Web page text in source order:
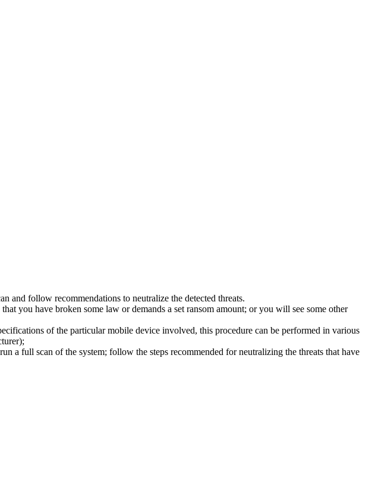
and follow recommendations to neutralize the detected threats.
you have broken some law or demands a set ransom amount; or you will see some other
of the particular mobile device involved, this procedure can be performed in various
a full scan of the system; follow the steps recommended for neutralizing the threats that have